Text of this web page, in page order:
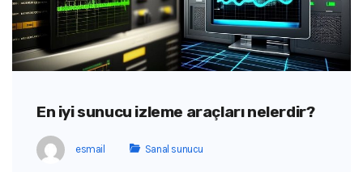
En iyi sunucu izleme araçları nelerdir?
esmail Sanal sunucu